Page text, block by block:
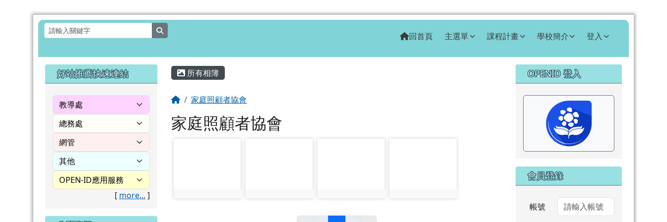
跳至主內容區
花蓮縣壽豐鄉月眉國民小學全球資訊網 回首頁 主選單 課程計畫 學校簡介 登入
左邊區域內容
好站推薦快速連結
[ more... ]
主內容區域
所有相簿
回首頁家庭照顧者協會
家庭照顧者協會
右邊區域內容
OPENID 登入
會員登錄
帳號
頁尾區域